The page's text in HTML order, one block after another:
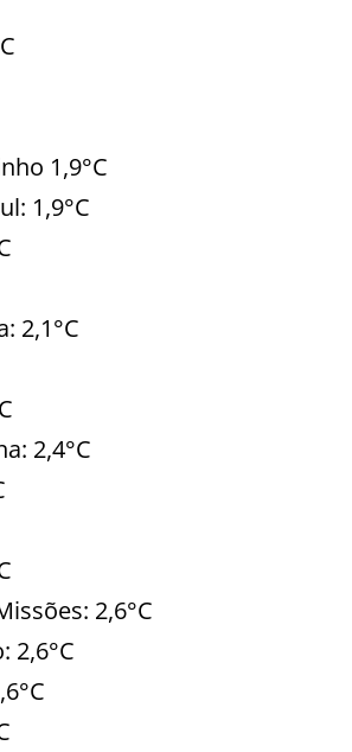
1,9°C
1,9°C
2,1°C
2,4°C
2,6°C
2,6°C